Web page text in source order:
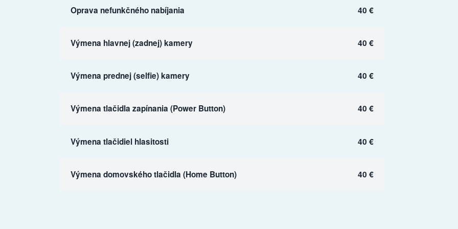
Oprava nefunkčného nabíjania 40 €
Výmena hlavnej (zadnej) kamery 40 €
Výmena prednej (selfie) kamery 40 €
Výmena tlačidla zapínania (Power Button) 40 €
Výmena tlačidiel hlasitosti 40 €
Výmena domovského tlačidla (Home Button) 40 €